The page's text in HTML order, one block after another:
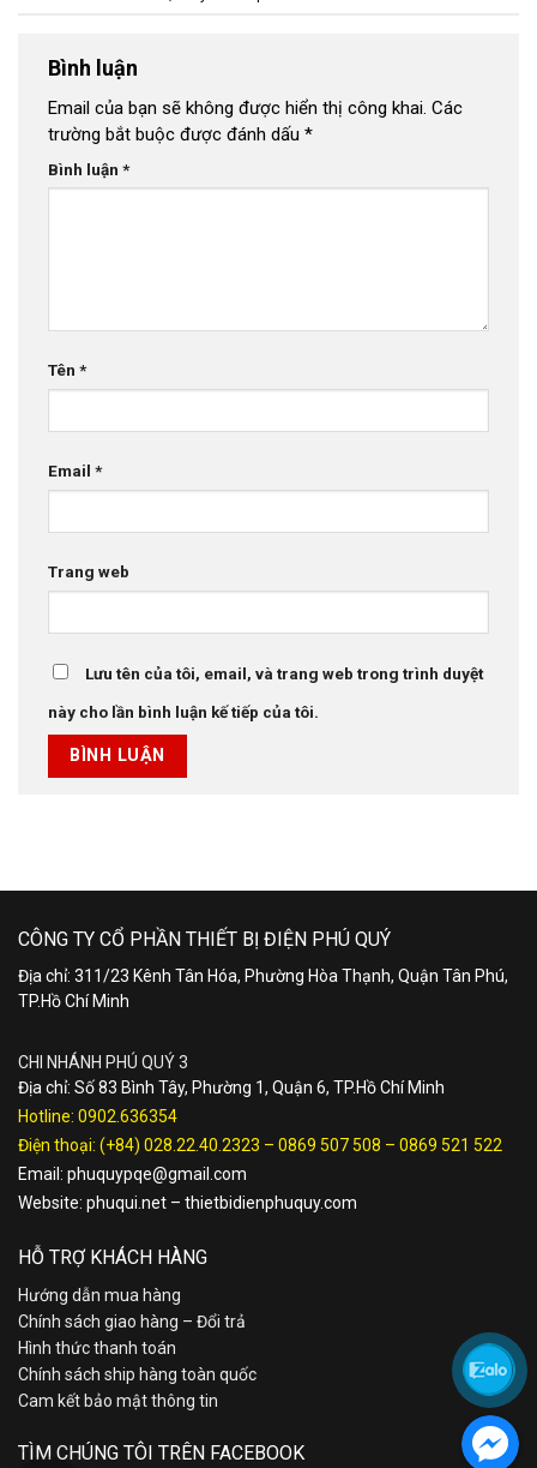
Bình luận
Email của bạn sẽ không được hiển thị công khai. Các
trường bắt buộc được đánh dấu *
Bình luận *
Tên *
Email *
Trang web
Lưu tên của tôi, email, và trang web trong trình duyệt
này cho lần bình luận kế tiếp của tôi.
CÔNG TY CỔ PHẦN THIẾT BỊ ĐIỆN PHÚ QUÝ
Địa chỉ: 311/23 Kênh Tân Hóa, Phường Hòa Thạnh, Quận Tân Phú,
TP.Hồ Chí Minh
CHI NHÁNH PHÚ QUÝ 3
Địa chỉ: Số 83 Bình Tây, Phường 1, Quận 6, TP.Hồ Chí Minh
Hotline: 0902.636354
Điện thoại: (+84) 028.22.40.2323 – 0869 507 508 – 0869 521 522
Email: phuquypqe@gmail.com
Website: phuqui.net – thietbidienphuquy.com
HỖ TRỢ KHÁCH HÀNG
Hướng dẫn mua hàng
Chính sách giao hàng – Đổi trả
Hình thức thanh toán
Chính sách ship hàng toàn quốc
Cam kết bảo mật thông tin
TÌM CHÚNG TÔI TRÊN FACEBOOK